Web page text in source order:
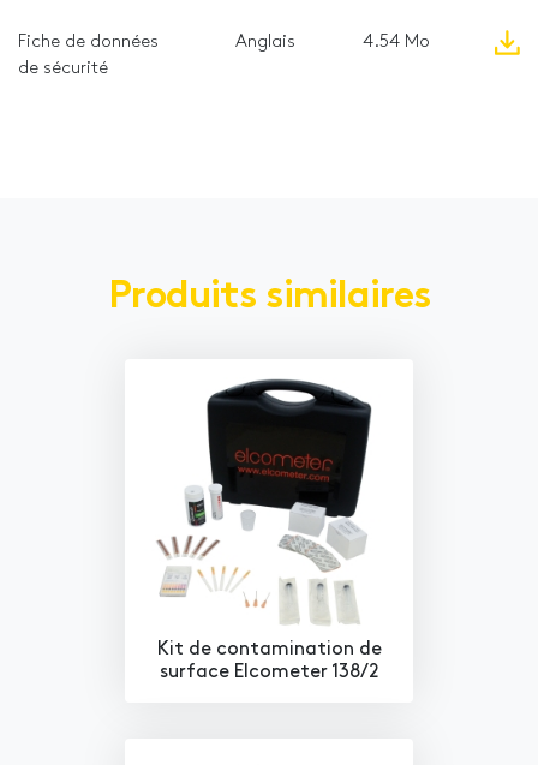
Fiche de données
de sécurité
Anglais 4.54 Mo
Produits similaires
Kit de contamination de
surface Elcometer 138/2